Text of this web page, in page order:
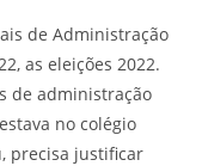
de Administração
as eleições 2022.
de administração
no colégio
precisa justificar